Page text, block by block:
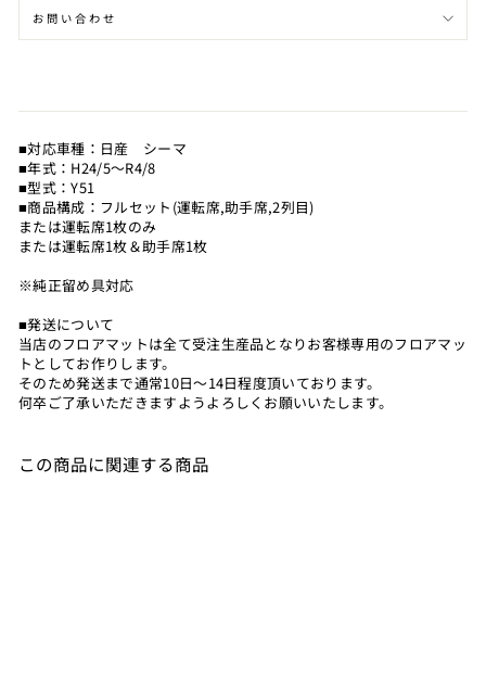
お問い合わせ
■対応車種：日産 シーマ
■年式：H24/5～R4/8
■型式：Y51
■商品構成：フルセット(運転席,助手席,2列目)
または運転席1枚のみ
または運転席1枚＆助手席1枚
※純正留め具対応
■発送について
当店のフロアマットは全て受注生産品となりお客様専用のフロアマッ
トとしてお作りします。
そのため発送まで通常10日～14日程度頂いております。
何卒ご了承いただきますようよろしくお願いいたします。
この商品に関連する商品